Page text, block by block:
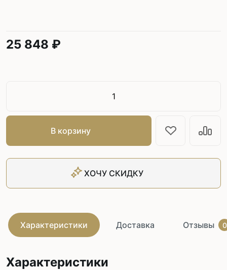
25 848 ₽
В корзину
ХОЧУ СКИДКУ
Характеристики Доставка Отзывы 0
Характеристики